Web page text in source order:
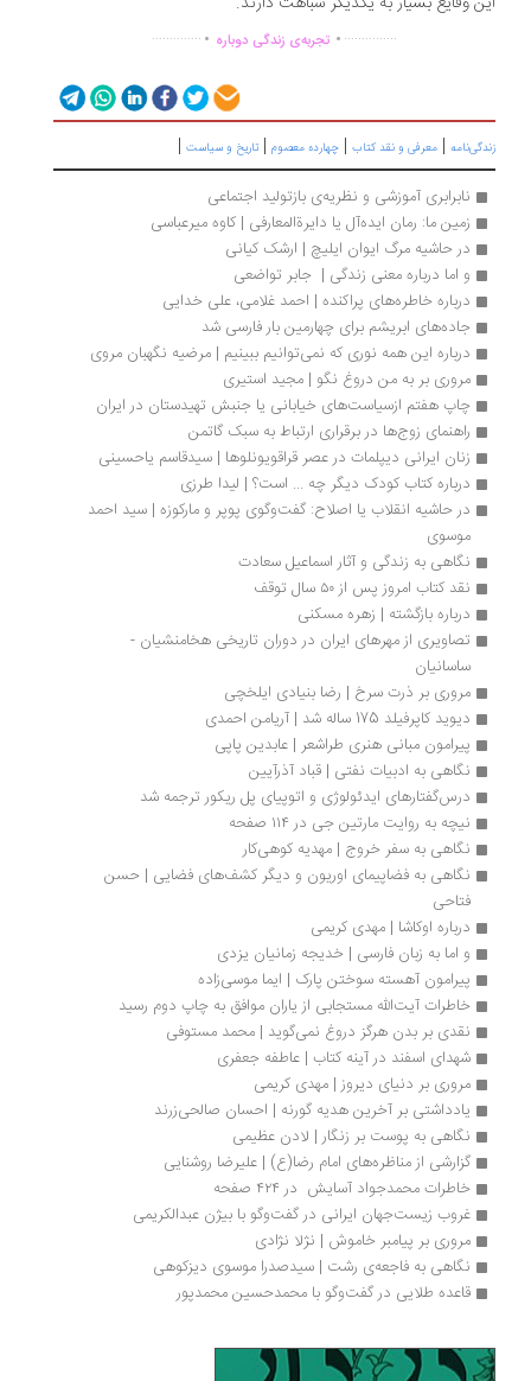
...............
. تجربه‌ی زندگی دوباره.
..............
|معرفی و نقد کتاب|چهارده معصوم|تاریخ و سیاست |
نابرابری آموزشی و نظریه‌ی بازتولید اجتماعی
زمین ما: رمان ایده‌آل یا دایرةالمعارفی | کاوه میرعباسی
در حاشیه مرگ ایوان ایلیچ | ارشک کیانی
و اما درباره معنی زندگی |  جابر تواضعی
درباره خاطره‌های پراکنده | احمد غلامی، علی خدایی
جاده‌های ابریشم برای چهارمین بار فارسی شد
درباره این همه نوری که نمی‌توانیم ببینیم | مرضیه نگهبان مروی
مروری بر به من دروغ نگو | مجید استیری
چاپ هفتم ازسیاست‌های خیابانی یا جنبش تهیدستان در ایران
راهنمای زوج‌ها در برقراری ارتباط به سبک گاتمن
زنان ایرانی دیپلمات در عصر قراقویونلوها | سیدقاسم یاحسینی
درباره کتاب کودک دیگر چه ... است؟ | لیدا طرزی
در حاشیه انقلاب یا اصلاح: گفت‌وگوی پوپر و مارکوزه | سید احمد
نگاهی به زندگی و آثار اسماعیل سعادت
نقد کتاب امروز پس از ۵۰ سال توقف
درباره بازگشته | زهره مسکنی
تصاویری از مهرهای ایران در دوران تاریخی هخامنشيان -
ساسانيان
مروری بر ذرت سرخ | رضا بنیادی ایلخچی
دیوید کاپرفیلد 175 ساله شد | آریامن احمدی
پیرامون مبانی هنری طراشعر | عابدین پاپی
نگاهی به ادبیات نفتی | قباد آذرآیین
درس‌گفتارهای ایدئولوژی و اتوپیای پل ریکور ترجمه شد
نیچه به روایت مارتین جی در ۱۱۴ صفحه
نگاهی به سفر خروج | مهدیه کوهی‌کار
نگاهی به فضاپیمای اوریون و دیگر کشف‌های فضایی | حسن
درباره اوکاشا | مهدی کریمی
و اما به زبان فارسی | خدیجه زمانیان یزدی
پیرامون آهسته سوختن پارک | ایما موسی‌زاده
خاطرات آیت‌الله مستجابی از یاران موافق به چاپ دوم رسید
نقدی بر بدن هرگز دروغ نمی‌گوید | محمد مستوفی
شهدای اسفند در آینه کتاب | عاطفه جعفری
مروری بر دنیای دیروز | مهدی کریمی
یادداشتی بر آخرین هدیه گورنه | احسان صالحی‌زرند
نگاهی به پوست بر زنگار | لادن عظیمی
گزارشی از مناظره‌های امام رضا(ع) | علیرضا روشنایی
خاطرات محمدجواد آسایش  در ۴۲۴ صفحه
غروب زیست‌جهان ایرانی در گفت‌وگو با بیژن عبدالکریمی
مروری بر پیامبر خاموش | نژلا نژادی
نگاهی به فاجعه‌ی رشت | سیدصدرا موسوی دیزکوهی
قاعده طلایی در گفت‌وگو با محمدحسین محمدپور